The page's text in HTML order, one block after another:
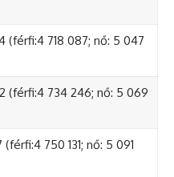
(férfi:4 718 087; nő: 5 047
(férfi:4 734 246; nő: 5 069
(férfi:4 750 131; nő: 5 091